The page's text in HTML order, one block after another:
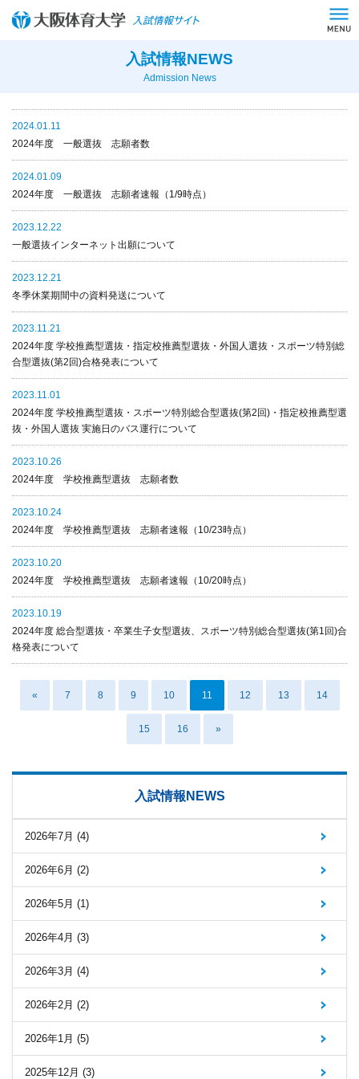
入試情報NEWS
Admission News
2024.01.11
2024年度 一般選抜 志願者数
2024.01.09
2024年度 一般選抜 志願者速報（1/9時点）
2023.12.22
一般選抜インターネット出願について
2023.12.21
冬季休業期間中の資料発送について
2023.11.21
2024年度 学校推薦型選抜・指定校推薦型選抜・外国人選抜・スポーツ特別総
合型選抜(第2回)合格発表について
2023.11.01
2024年度 学校推薦型選抜・スポーツ特別総合型選抜(第2回)・指定校推薦型選
抜・外国人選抜 実施日のバス運行について
2023.10.26
2024年度 学校推薦型選抜 志願者数
2023.10.24
2024年度 学校推薦型選抜 志願者速報（10/23時点）
2023.10.20
2024年度 学校推薦型選抜 志願者速報（10/20時点）
2023.10.19
2024年度 総合型選抜・卒業生子女型選抜、スポーツ特別総合型選抜(第1回)合
格発表について
« 7 8 9 10 11 12 13 14
15 16 »
入試情報NEWS
2026年7月 (4)
2026年6月 (2)
2026年5月 (1)
2026年4月 (3)
2026年3月 (4)
2026年2月 (2)
2026年1月 (5)
2025年12月 (3)